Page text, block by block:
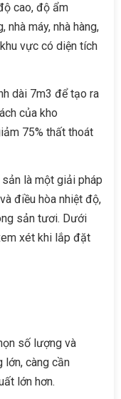
cao, độ ẩm
nhà máy, nhà hàng,
vực có diện tích
dài 7m3 để tạo ra
của kho
75% thất thoát
là một giải pháp
điều hòa nhiệt độ,
sản tươi. Dưới
xét khi lắp đặt
số lượng và
lớn, càng cần
lớn hơn.